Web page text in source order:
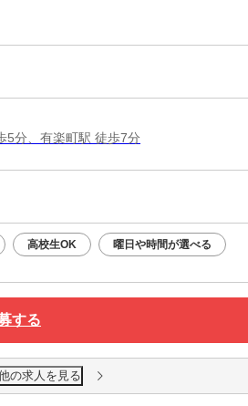
5分、有楽町駅 徒歩7分
高校生OK 曜日や時間が選べる
する
の求人を見る